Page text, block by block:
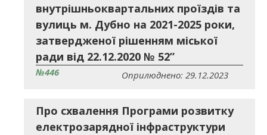
внутрішньоквартальних проїздів та
вулиць м. Дубно на 2021-2025 роки,
затвердженої рішенням міської
ради від 22.12.2020 № 52”
№446 Оприлюднено: 29.12.2023
Про схвалення Програми розвитку
електрозарядної інфраструктури